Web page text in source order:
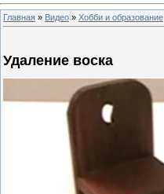
Главная » Видео » Хобби и образование
Удаление воска